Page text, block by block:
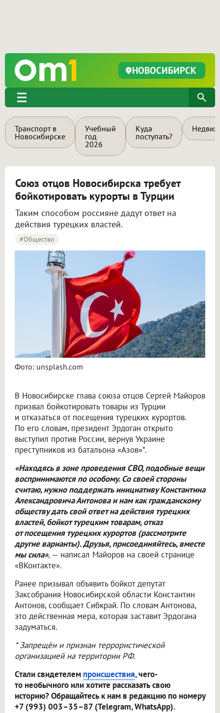
НОВОСИБИРСК
Транспорт в
Новосибирске
Учебный
год
2026
Куда
поступать?
Союз отцов Новосибирска требует
бойкотировать курорты в Турции
Таким способом россияне дадут ответ на
действия турецких властей.
#Общество
Фото: unsplash.com
В Новосибирске глава союза отцов Сергей Майоров
призвал бойкотировать товары из Турции
и отказаться от посещения турецких курортов.
По его словам, президент Эрдоган открыто
выступил против России, вернув Украине
преступников из батальона «Азов»*.
«Находясь в зоне проведения СВО, подобные вещи
воспринимаются по особому. Со своей стороны
считаю, нужно поддержать инициативу Константина
Александровича Антонова и нам как гражданскому
обществу дать свой ответ на действия турецких
властей, бойкот турецким товарам, отказ
от посещения турецких курортов (рассмотрите
другие варианты). Друзья, присоединяйтесь, вместе
мы сила», — написал Майоров на своей странице
«ВКонтакте».
Ранее призывал объявить бойкот депутат
Заксобрания Новосибирской области Константин
Антонов, сообщает Сибкрай. По словам Антонова,
это действенная мера, которая заставит Эрдогана
задуматься.
* Запрещён и признан террористической
организацией на территории РФ.
Стали свидетелем происшествия, чего-
то необычного или хотите рассказать свою
историю? Обращайтесь к нам в редакцию по номеру
+7 (993) 003–35–87 (Telegram, WhatsApp).